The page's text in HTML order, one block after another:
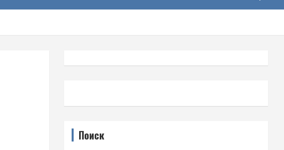
Поиск